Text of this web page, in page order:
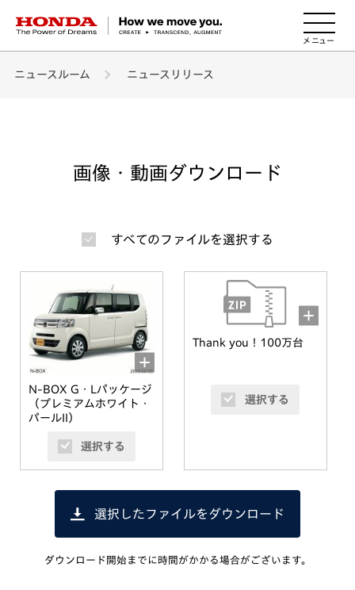
HONDA The Power of Dreams
ニュースルーム ニュースリリース
画像・動画ダウンロード
すべてのファイルを選択する
N-BOX G・Lパッケージ
（プレミアムホワイト・
パールII）
選択する
Thank you！100万台
選択する
選択したファイルをダウンロード
ダウンロード開始までに時間がかかる場合がございます。